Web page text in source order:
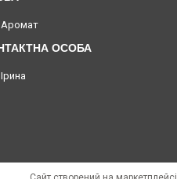
Аромат
Ірина